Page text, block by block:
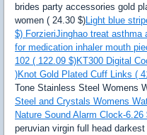
brides party accessories gold
women ( 24.30 $)Light blue
$) ForzieriJinghao treat asthma
for medication inhaler mouth
102 ( 122.09 $)KT300 Digital
)Knot Gold Plated Cuff Links (
Tone Stainless Steel Womens
Steel and Crystals Womens
Nature Sound Alarm Clock-6.26
peruvian virgin full head